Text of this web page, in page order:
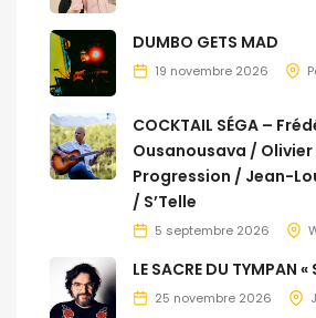
DUMBO GETS MAD
19 novembre 2026
COCKTAIL SÉGA –
Ousanousava / Olivier
Progression / Jean-
/ S’Telle
5 septembre 2026
LE SACRE DU TYMPAN «
25 novembre 2026